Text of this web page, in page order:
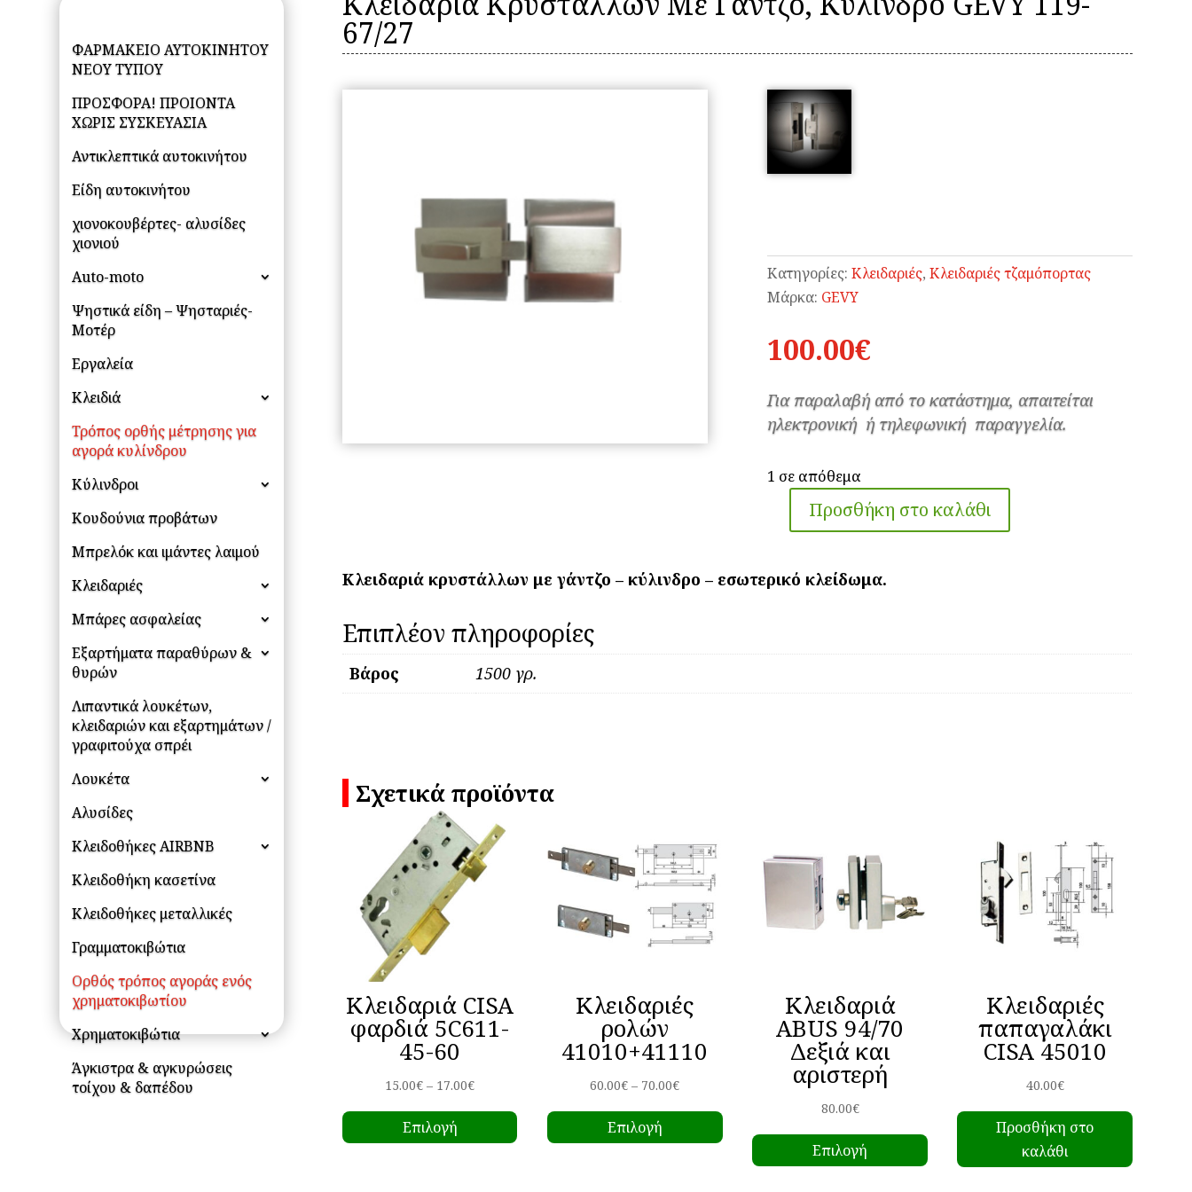
ΦΑΡΜΑΚΕΙΟ ΑΥΤΟΚΙΝΗΤΟΥ
ΝΕΟΥ ΤΥΠΟΥ
ΠΡΟΣΦΟΡΑ! ΠΡΟΙΟΝΤΑ
ΧΩΡΙΣ ΣΥΣΚΕΥΑΣΙΑ
Αντικλεπτικά αυτοκινήτου
Είδη αυτοκινήτου
χιονοκουβέρτες- αλυσίδες
χιονιού
Auto-moto
Ψηστικά είδη – Ψησταριές-
Μοτέρ
Εργαλεία
Κλειδιά
Τρόπος ορθής μέτρησης για
αγορά κυλίνδρου
Κύλινδροι
Κουδούνια προβάτων
Μπρελόκ και ιμάντες λαιμού
Κλειδαριές
Μπάρες ασφαλείας
Εξαρτήματα παραθύρων &
θυρών
Λιπαντικά λουκέτων,
κλειδαριών και εξαρτημάτων /
γραφιτούχα σπρέι
Λουκέτα
Αλυσίδες
Κλειδοθήκες AIRBNB
Κλειδοθήκη κασετίνα
Κλειδοθήκες μεταλλικές
Γραμματοκιβώτια
Ορθός τρόπος αγοράς ενός
χρηματοκιβωτίου
Χρηματοκιβώτια
Άγκιστρα & αγκυρώσεις
τοίχου & δαπέδου
67/27
Κατηγορίες: Κλειδαριές, Κλειδαριές τζαμόπορτας
Μάρκα: GEVY
100.00€
Για παραλαβή από το κατάστημα, απαιτείται
ηλεκτρονική ή τηλεφωνική παραγγελία.
1 σε απόθεμα
Κλειδαριά
Γάντζο,
67/27
Προσθήκη στο καλάθι
Κλειδαριά κρυστάλλων με γάντζο – κύλινδρο – εσωτερικό κλείδωμα.
Επιπλέον πληροφορίες
Βάρος 1500 γρ.
Σχετικά προϊόντα
Κλειδαριά CISA
φαρδιά 5C611-
45-60
15.00€ – 17.00€Price
Επιλογή
Αυτό
Κλειδαριές
ρολών
41010+41110
60.00€ – 70.00€Price
Επιλογή
Κλειδαριά
ABUS 94/70
Δεξιά και
αριστερή
80.00€
Επιλογή
Κλειδαριές
παπαγαλάκι
CISA 45010
40.00€
Προσθήκη στο
καλάθι